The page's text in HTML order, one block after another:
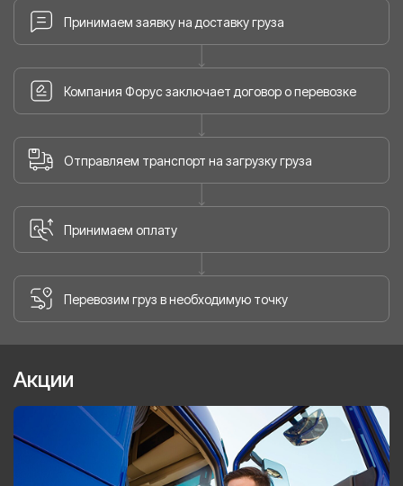
Принимаем заявку на доставку груза
Компания Форус заключает договор о перевозке
Отправляем транспорт на загрузку груза
Принимаем оплату
Перевозим груз в необходимую точку
Акции